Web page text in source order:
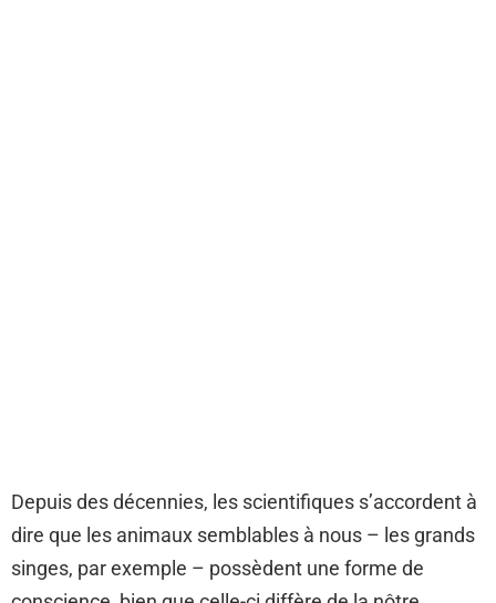
Depuis des décennies, les scientifiques s’accordent à
dire que les animaux semblables à nous – les grands
singes, par exemple – possèdent une forme de